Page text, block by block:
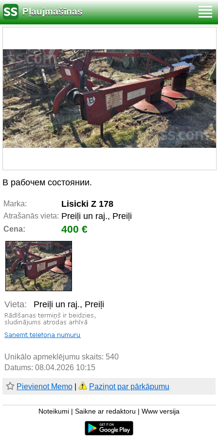
Pļaujmašīnas
В рабочем состоянии.
Marka: Lisicki Z 178
Atrašanās vieta: Preiļi un raj., Preiļi
Cena: 400 €
Vieta: Preiļi un raj., Preiļi
Unikālo apmeklējumu skaits: 540
Datums: 08.04.2026 10:15
Pievienot Memo Paziņot par pārkāpumu
Noteikumi Saikne ar redaktoru Www versija